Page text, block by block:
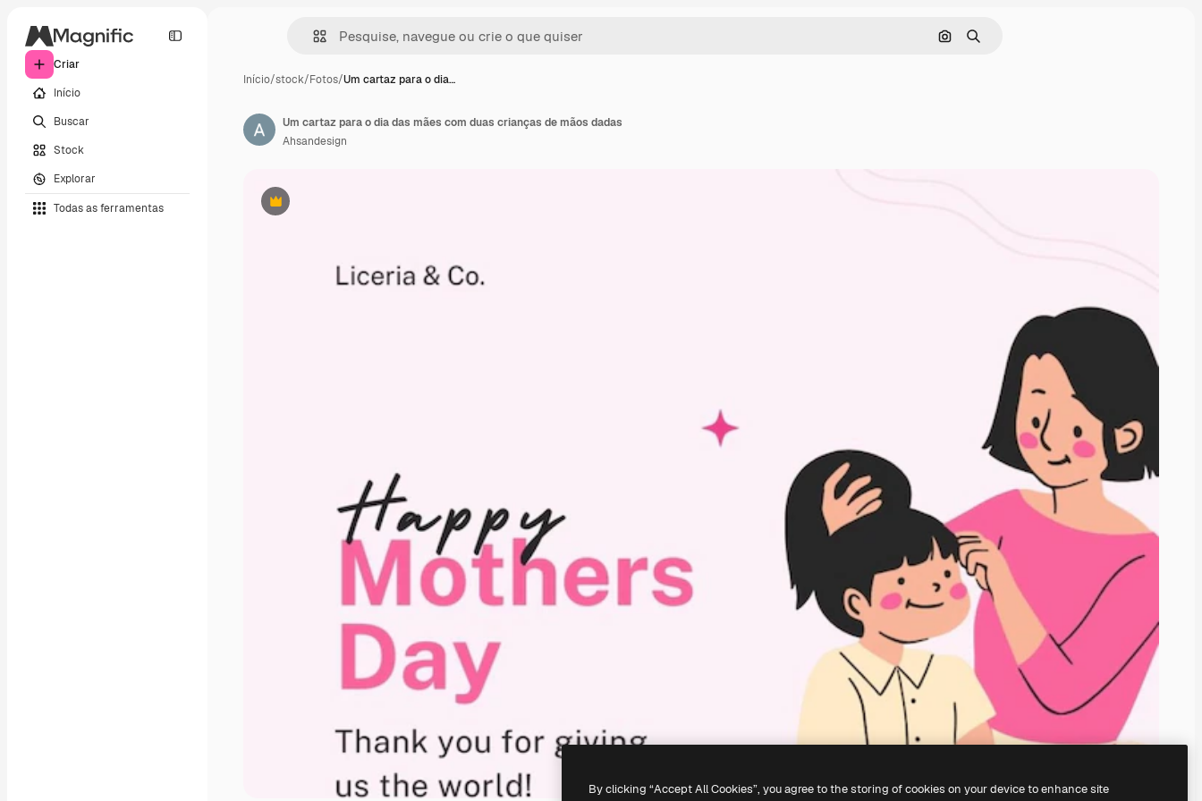
Criar
Início
Buscar
Stock
Explorar
Todas as ferramentas
Pesquisar por imagem
Buscar
Início/stock/Fotos/Um cartaz para o dia…
Premium
Um cartaz para o dia das mães com duas crianças de mãos dadas
Ahsandesign
By clicking “Accept All Cookies”, you agree to the storing of cookies on your device to enhance site